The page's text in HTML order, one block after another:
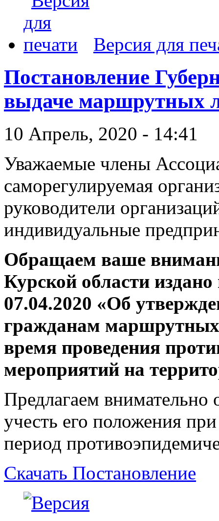
Версия для
Постановление
выдаче маршрутных
10 Апрель, 2020 - 14:41
Уважаемые члены
саморегулируемая
руководители
индивидуальные
Обращаем ваше
Курской области
07.04.2020 «Об
гражданам
время проведения
мероприятий на
Предлагаем внимательно
учесть его положения
период
Скачать Постановление